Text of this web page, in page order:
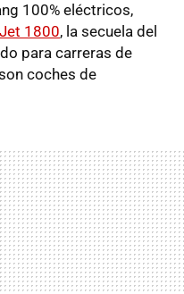
100% eléctricos,
1800, la secuela del
para carreras de
coches de